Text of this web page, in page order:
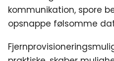
kommunikation, spore
opsnappe følsomme